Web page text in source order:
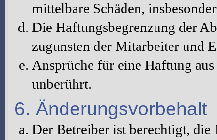
mittelbare Schäden,
Die Haftungsbegrenzung der
zugunsten der Mitarbeiter und
Ansprüche für eine Haftung
unberührt.
6. Änderungsvorbehalt
Der Betreiber ist berechtigt,